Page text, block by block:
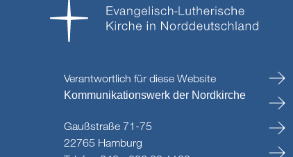
Verantwortlich für diese Website
Kommunikationswerk der Nordkirche
Gaußstraße 71-75
22765 Hamburg